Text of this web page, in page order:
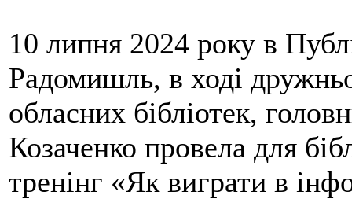
10 липня 2024 року в
Радомишль, в ході
обласних бібліотек,
Козаченко провела для
тренінг «Як виграти в